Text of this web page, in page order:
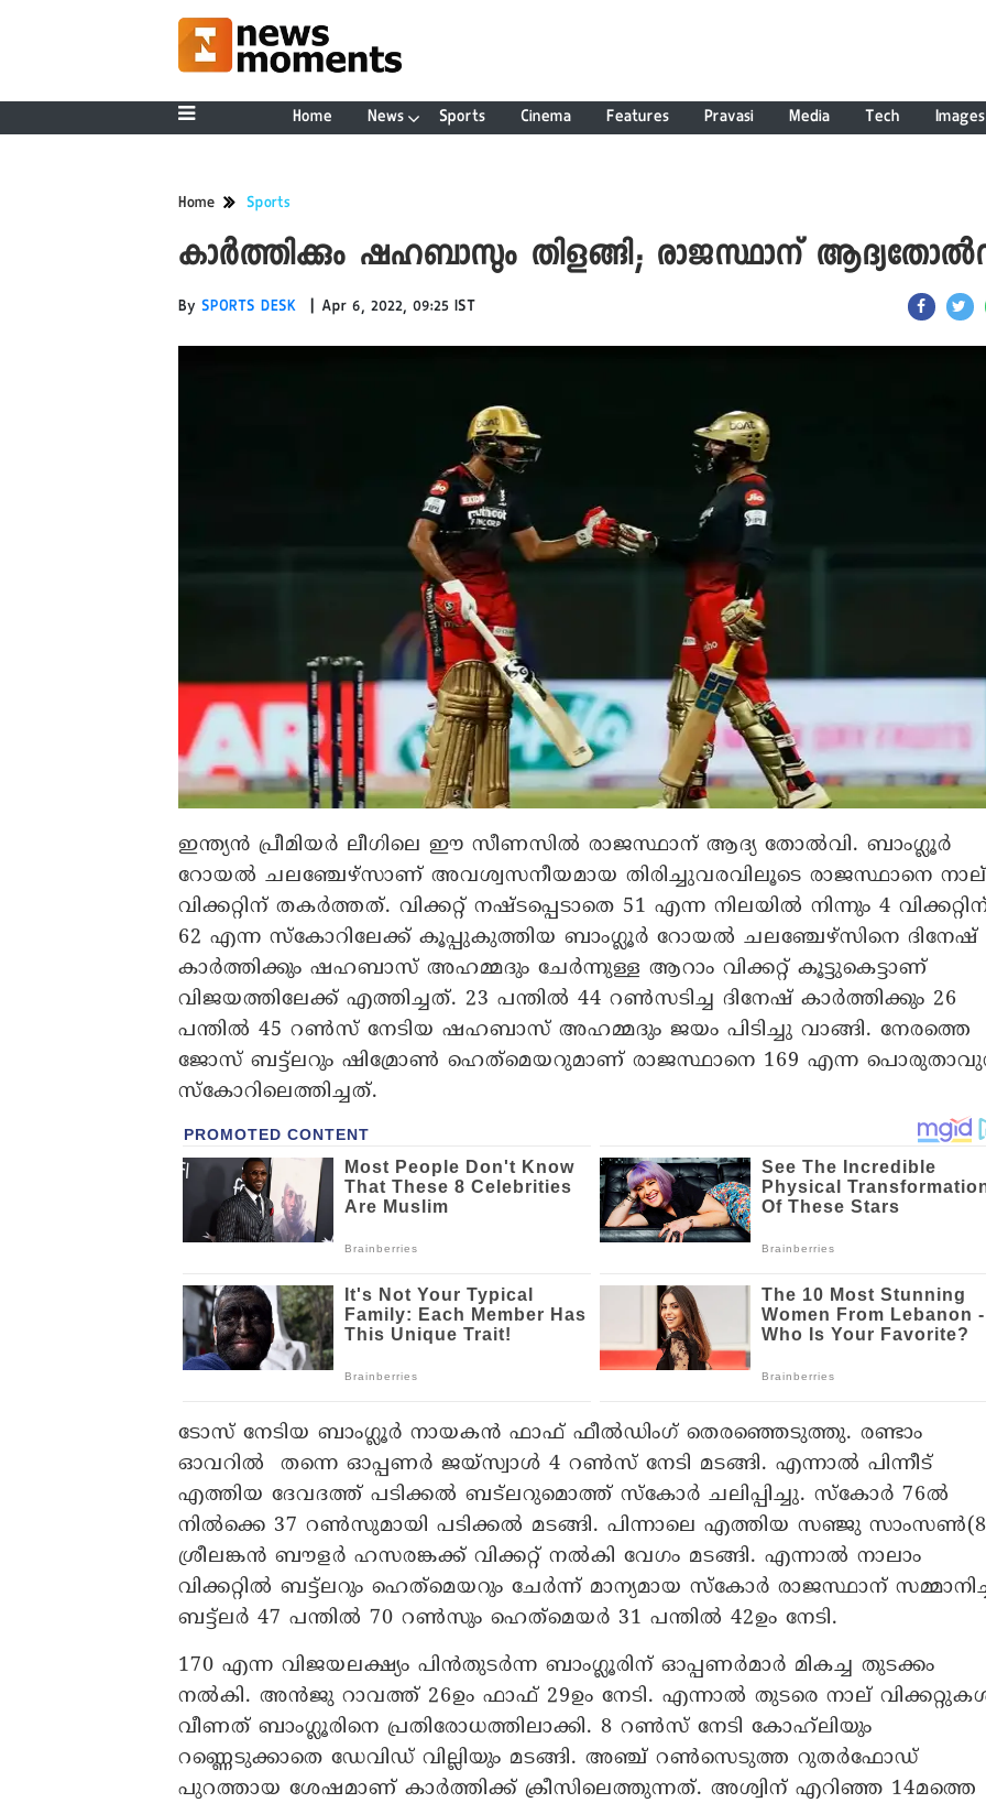
Home News Sports Cinema Features Pravasi Media Tech Images
Home Sports
കാർത്തിക്കും ഷഹബാസും തിളങ്ങി; രാജസ്ഥാന്
By SPORTS DESK | Apr 6, 2022, 09:25 IST
ഇന്ത്യൻ പ്രീമിയർ ലീ​ഗിലെ ഈ സീണസിൽ രാജസ്ഥാന് ആദ്യ തോൽവി. ബാം​ഗ്ലൂർ
റോയൽ ചലഞ്ചേഴ്സാണ് അവശ്വസനീയമായ തിരിച്ചുവരവിലൂടെ രാജസ്ഥാനെ നാല്
വിക്കറ്റിന് തകർത്തത്. വിക്കറ്റ് നഷ്ടപ്പെടാതെ 51 എന്ന നിലയിൽ നിന്നും 4
62 എന്ന സ്കോറിലേക്ക് കൂപ്പുകുത്തിയ ബാം​ഗ്ലൂർ റോയൽ ചലഞ്ചേഴ്സിനെ ദിനേഷ്
കാർത്തിക്കും ഷഹബാസ് അഹമ്മദും ചേർന്നുള്ള ആറാം വിക്കറ്റ് കൂട്ടുകെട്ടാണ്
വിജയത്തിലേക്ക് എത്തിച്ചത്. 23 പന്തിൽ 44 റൺസടിച്ച ദിനേഷ് കാർത്തിക്കും 26
പന്തിൽ 45 റൺസ് നേടിയ ഷഹബാസ് അഹമ്മദും ജയം പിടിച്ചു വാങ്ങി. നേരത്തെ
ജോസ് ബട്ട്ലറും ഷിമ്രോൺ ഹെത്‍മെയറുമാണ് രാജസ്ഥാനെ 169 എന്ന
സ്കോറിലെത്തിച്ചത്.
ടോസ് നേടിയ ബാം​ഗ്ലൂർ നായകൻ ഫാഫ് ഫീൽഡിം​ഗ് തെരഞ്ഞെടുത്തു. രണ്ടാം
ഓവറിൽ തന്നെ ഓപ്പണർ ജയ്സ്വാൾ 4 റൺസ് നേടി മടങ്ങി. എന്നാൽ പിന്നീട്
എത്തിയ ദേവദത്ത് പടിക്കൽ ബട്ലറുമൊത്ത് സ്കോർ ചലിപ്പിച്ചു. സ്കോർ 76ൽ
നിൽക്കെ 37 റൺസുമായി പടിക്കൽ മടങ്ങി. പിന്നാലെ എത്തിയ സഞ്ജു
ശ്രീലങ്കൻ ബൗളർ ഹസരങ്കക്ക് വിക്കറ്റ് നൽകി വേ​ഗം മടങ്ങി. എന്നാൽ നാലാം
വിക്കറ്റിൽ ബട്ട്ലറും ഹെത്‍മെയറും ചേർന്ന് മാന്യമായ സ്കോർ രാജസ്ഥാന്
ബട്ട്ലർ 47 പന്തിൽ 70 റൺസും ഹെത്‍മെയർ 31 പന്തിൽ 42ഉം നേടി.
170 എന്ന വിജയലക്ഷ്യം പിൻതുടർന്ന ബാം​ഗ്ലൂരിന് ഓപ്പണർമാർ മികച്ച തുടക്കം
നൽകി. അൻജു റാവത്ത് 26ഉം ഫാഫ് 29ഉം നേടി. എന്നാൽ തുടരെ നാല്
വീണത് ബാം​ഗ്ലൂരിനെ പ്രതിരോധത്തിലാക്കി. 8 റൺസ് നേടി കോഹ്‍ലിയും
റണ്ണെടുക്കാതെ ഡേവിഡ് വില്ലിയും മടങ്ങി. അഞ്ച് റൺസെടുത്ത റുതർഫോഡ്
പുറത്തായ ശേഷമാണ് കാർത്തിക്ക് ക്രീസിലെത്തുന്നത്. അശ്വിന് എറിഞ്ഞ 14മത്തെ